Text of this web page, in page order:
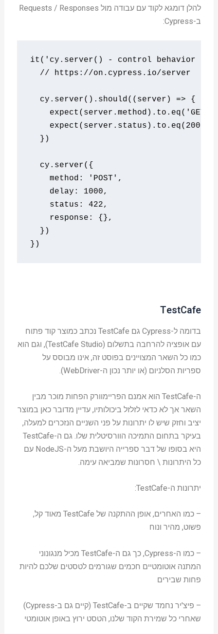
להלן דומגא לקוד עם עבודה מול Requests / Responses
ב-Cypress:
it ( 'cy.server() - control behavior of
// https://on.cypress.io/server
  cy
. server(). should(( server ) =>
{
    expect
( server . method ). to . eq( 'GET'
    expect
( server . status ). to . eq( 200
})
  cy
. server({
    method
: 'POST' ,
    delay
: 1000,
    status
: 422,
    response
:
{},
})
})
TestCafe
בדומה ל-Cypress גם TestCafe נכתב כמוצר קוד פתוח
עם אופציה להרחבה בתשלום (TestCafe Studio), וגם הוא
כמו כל השאר המצויינים בפוסט זה, אינו מבוסס על
ספריות הסלניום (או יותר נכון ה-WebDriver).
ה-TestCafe הוא אמנם הפריימוורק הפחות מוכר מבין
השאר אך לא כדאי לזלזל ביכולותיו, עדיין מדובר כאן במוצר
יציב וחזק שיש לו יתרונות על פני השניים הנזכרים למעלה,
בעיקר בתחום התמיכה הוורסיטלית שלו. גם ה-TestCafe
היא בסופו של דבר ספרייה היושבת מעל ה-NodeJS עם
כל היתרונות \ חסרונות שמביאה עימה.
יתרונות ה-TestCafe:
– כמו האחרים, אופן ההתקנה של TestCafe מאוד קל,
פשוט, מהיר ונוח
– כמו ה-Cypress, כך גם ה-TestCafe מכיל מנגונוני
המתנה אוטומטיים חכמים שגורמים לטסטים שלכם להיות
פחות שבירים
– פיצ'יר נחמד שקיים ב-TestCafe (קיים גם ב-Cypress)
שאחרי כל שמירת הקוד שלנו, הטסט ירוץ באופן אוטומטי